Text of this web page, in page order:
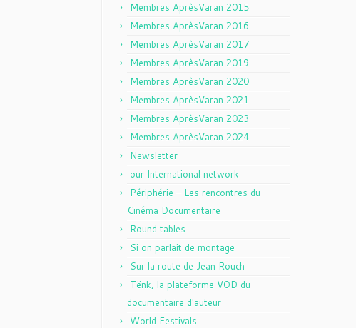
Membres AprèsVaran 2015
Membres AprèsVaran 2016
Membres AprèsVaran 2017
Membres AprèsVaran 2019
Membres AprèsVaran 2020
Membres AprèsVaran 2021
Membres AprèsVaran 2023
Membres AprèsVaran 2024
Newsletter
our International network
Périphérie – Les rencontres du
Cinéma Documentaire
Round tables
Si on parlait de montage
Sur la route de Jean Rouch
Tënk, la plateforme VOD du
documentaire d'auteur
World Festivals